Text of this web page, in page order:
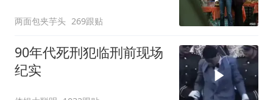
两面包夹芋头 269跟贴
90年代死刑犯临刑前现场
纪实